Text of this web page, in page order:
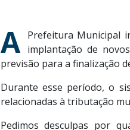
A
Prefeitura Municipal
implantação de
previsão para a finalização
Durante esse período, o
relacionadas à tributação
Pedimos desculpas por